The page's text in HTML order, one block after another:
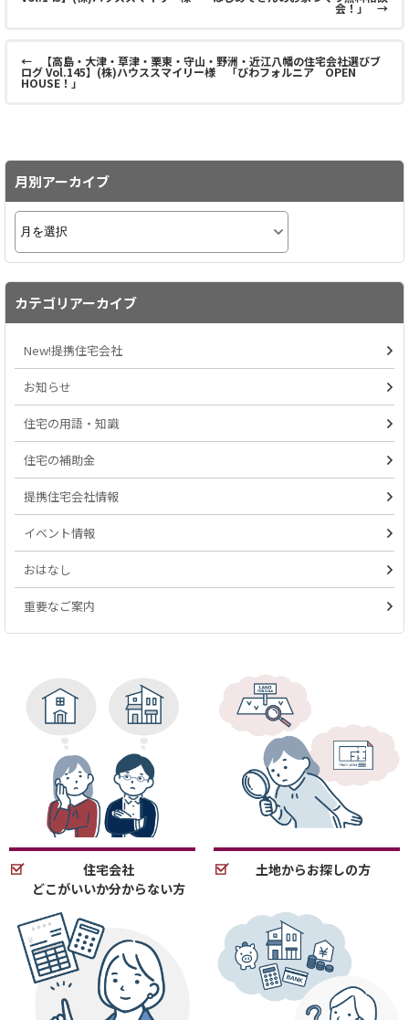
会！」 →
← 【高島・大津・草津・栗東・守山・野洲・近江八幡の住宅会社選びブ
ログ Vol.145】(株)ハウススマイリー様 「びわフォルニア OPEN
HOUSE！」
月別アーカイブ
カテゴリアーカイブ
New!提携住宅会社
お知らせ
住宅の用語・知識
住宅の補助金
提携住宅会社情報
イベント情報
おはなし
重要なご案内
住宅会社
どこがいいか分からない方
土地からお探しの方